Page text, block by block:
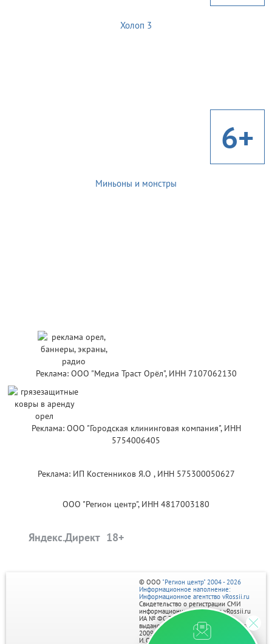
Холоп 3
6+
Миньоны и монстры
Реклама: ООО "Медиа Траст Орёл", ИНН 7107062130
Реклама: ООО "Городская клининговая компания", ИНН
5754006405
Реклама: ИП Костенников Я.О , ИНН 575300050627
ООО "Регион центр", ИНН 4817003180
Яндекс.Директ
© ООО "Регион центр" 2004 - 2026
Информационное наполнение:
Информационное агентство vRossii.ru
Свидетельство о регистрации СМИ
информационного агентства vRossii.ru
ИА № ФС 77‑35502
выдано РОСКОМНАДЗОРом 04 марта
2009г.
И. О. Главного редактора Нарыков А. Н.